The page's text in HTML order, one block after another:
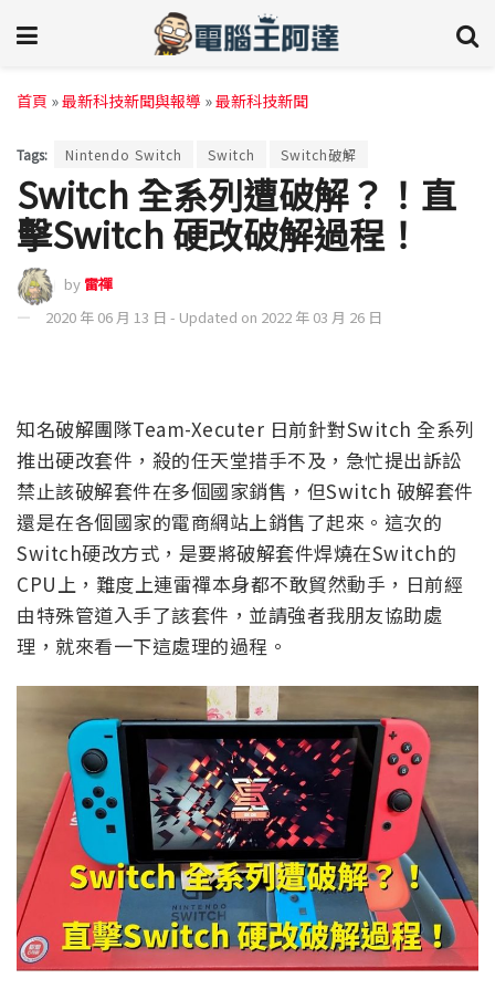
首頁 »最新科技新聞與報導 »最新科技新聞
Tags: Nintendo Switch Switch Switch破解
Switch 全系列遭破解？！直
擊Switch 硬改破解過程！
by 雷禪
2020 年 06 月 13 日 - Updated on 2022 年 03 月 26 日
知名破解團隊Team-Xecuter 日前針對Switch 全系列
推出硬改套件，殺的任天堂措手不及，急忙提出訴訟
禁止該破解套件在多個國家銷售，但Switch 破解套件
還是在各個國家的電商網站上銷售了起來。這次的
Switch硬改方式，是要將破解套件焊燒在Switch的
CPU上，難度上連雷禪本身都不敢貿然動手，日前經
由特殊管道入手了該套件，並請強者我朋友協助處
理，就來看一下這處理的過程。